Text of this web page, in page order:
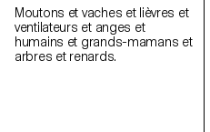
Moutons et vaches et lièvres et
ventilateurs et anges et
humains et grands-mamans et
arbres et renards.